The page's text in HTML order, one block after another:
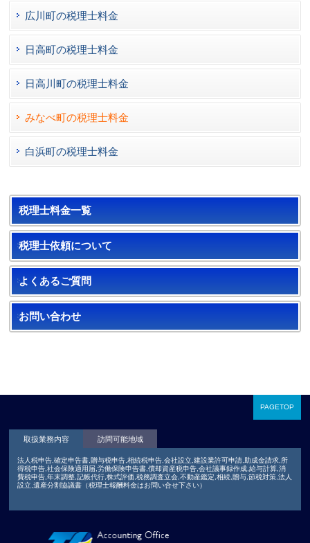
広川町の税理士料金
日高町の税理士料金
日高川町の税理士料金
みなべ町の税理士料金
白浜町の税理士料金
税理士料金一覧
税理士依頼について
よくあるご質問
お問い合わせ
PAGETOP
取扱業務内容 訪問可能地域
法人税申告,確定申告書,贈与税申告,相続税申告,会社設立,建設業許可申請,助成金請求,所
得税申告,社会保険適用届,労働保険申告書,償却資産税申告,会社議事録作成,給与計算,消
費税申告,年末調整,記帳代行,株式評価,税務調査立会,不動産鑑定,相続,贈与,節税対策,法人
設立,遺産分割協議書（税理士報酬料金はお問い合せ下さい）